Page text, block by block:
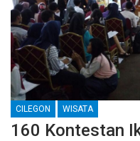
CILEGON WISATA
160 Kontestan